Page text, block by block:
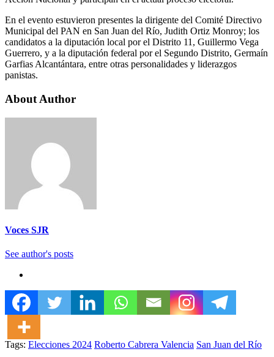
En el evento estuvieron presentes la dirigente del Comité Directivo
Municipal del PAN en San Juan del Río, Judith Ortiz Monroy; los
candidatos a la diputación local por el Distrito 11, Guillermo Vega
Guerrero, y a la diputación federal por el Segundo Distrito, Germaín
Garfias Alcantántara, entre otras personalidades y liderazgos
panistas.
About Author
Voces SJR
See author's posts
Tags: Elecciones 2024 Roberto Cabrera Valencia San Juan del Río